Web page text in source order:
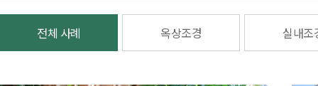
전체 사례 옥상조경 실내조